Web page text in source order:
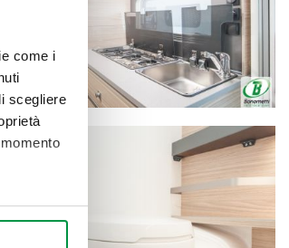
come i
scegliere